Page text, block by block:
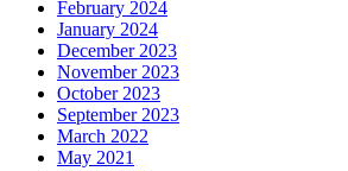
February 2024
January 2024
December 2023
November 2023
October 2023
September 2023
March 2022
May 2021